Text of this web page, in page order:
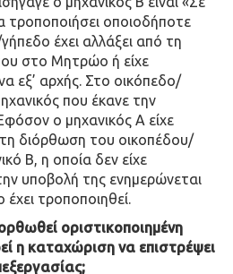
τροποποιήσει οποιοδήποτε
έχει αλλάξει από τη
στο Μητρώο ή είχε
εξ’ αρχής. Στο οικόπεδο/
που έκανε την
ο μηχανικός Α είχε
τη διόρθωση του οικοπέδου/
Β, η οποία δεν είχε
υποβολή της ενημερώνεται
τροποποιηθεί.
οριστικοποιημένη
η καταχώριση να επιστρέψει